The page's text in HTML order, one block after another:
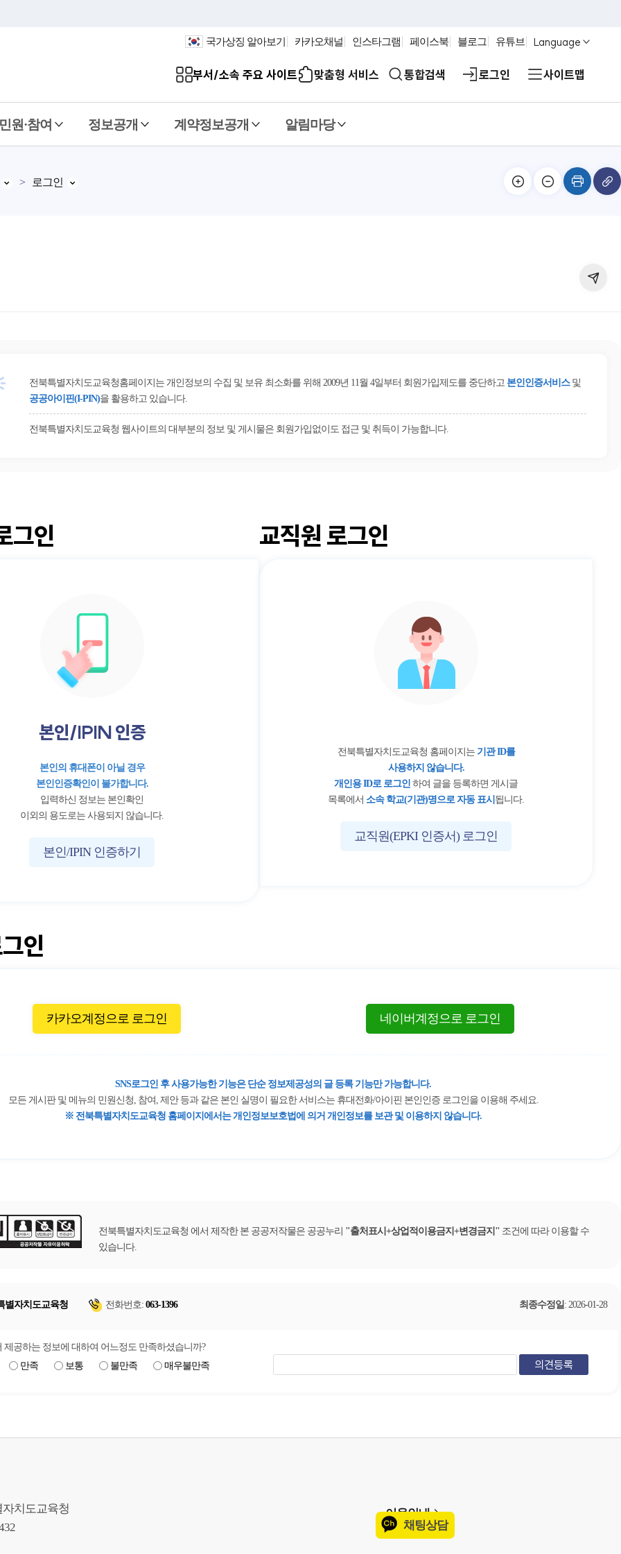
국가상징 알아보기 카카오채널 인스타그램 페이스북 블로그 유튜브 Language
부서/소속 주요 사이트 맞춤형 서비스 통합검색 로그인 사이트맵
원·참여 정보공개 계약정보공개 알림마당
로그인
전북특별자치도교육청홈페이지는 개인정보의 수집 및 보유 최소화를 위해 2009년 11월 4일부터 회원가입제도를 중단하고 본인인증서비스 및
공공아이핀(I-PIN)을 활용하고 있습니다.
전북특별자치도교육청 웹사이트의 대부분의 정보 및 게시물은 회원가입없이도 접근 및 취득이 가능합니다.
그인
본인/IPIN 인증
본인의 휴대폰이 아닐 경우
본인인증확인이 불가합니다.
입력하신 정보는 본인확인
이외의 용도로는 사용되지 않습니다.
본인/IPIN 인증하기
교직원 로그인
전북특별자치도교육청 홈페이지는 기관 ID를
사용하지 않습니다.
개인용 ID로 로그인 하여 글을 등록하면 게시글
목록에서 소속 학교(기관)명으로 자동 표시 됩니다.
교직원(EPKI 인증서) 로그인
인
카카오계정으로 로그인 네이버계정으로 로그인
SNS로그인 후 사용가능한 기능은 단순 정보제공성의 글 등록 기능만 가능합니다.
모든 게시판 및 메뉴의 민원신청, 참여, 제안 등과 같은 본인 실명이 필요한 서비스는 휴대전화/아이핀 본인인증 로그인을 이용해 주세요.
※ 전북특별자치도교육청 홈페이지에서는 개인정보보호법에 의거 개인정보를 보관 및 이용하지 않습니다.
전북특별자치도교육청 에서 제작한 본 공공저작물은 공공누리 출처표시+상업적이용금지+변경금지
조건에 따라 이용할 수
있습니다.
별자치도교육청 전화번호: 063-1396 최종수정일: 2026-01-28
제공하는 정보에 대하여 어느정도 만족하셨습니까?
만족
보통 불만족 매우불만족
자치도교육청
이용안내
채팅상담